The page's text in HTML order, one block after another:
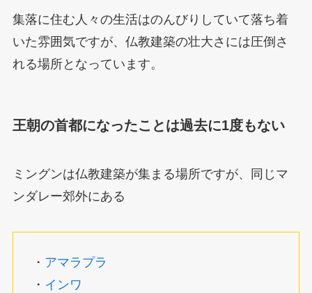
集落に住む人々の生活はのんびりしていて落ち着
いた雰囲気ですが、仏教建築の壮大さには圧倒さ
れる場所となっています。
王朝の首都になったことは過去に1度もない
ミングンは仏教建築が集まる場所ですが、同じマ
ンダレー郊外にある
・ アマラプラ
・ インワ